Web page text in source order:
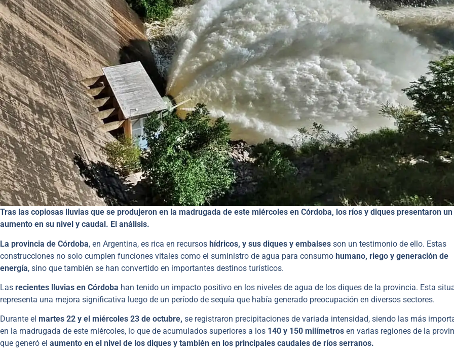
Tras las copiosas lluvias que se produjeron en la madrugada de este miércoles en Córdoba, los ríos y diques presentaron un
aumento en su nivel y caudal. El análisis.
La provincia de Córdoba, en Argentina, es rica en recursos hídricos, y sus diques y embalses son un testimonio de ello. Estas
construcciones no solo cumplen funciones vitales como el suministro de agua para consumo humano, riego y generación de
energía, sino que también se han convertido en importantes destinos turísticos.
Las recientes lluvias en Córdoba han tenido un impacto positivo en los niveles de agua de los diques de la provincia. Esta
representa una mejora significativa luego de un período de sequía que había generado preocupación en diversos sectores.
Durante el martes 22 y el miércoles 23 de octubre, se registraron precipitaciones de variada intensidad, siendo las más
en la madrugada de este miércoles, lo que de acumulados superiores a los 140 y 150 milímetros en varias regiones de la
que generó el aumento en el nivel de los diques y también en los principales caudales de ríos serranos.